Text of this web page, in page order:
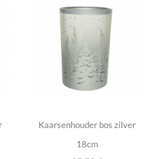
Kaarsenhouder bos zilver
18cm